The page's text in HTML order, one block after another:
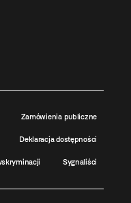
Zamówienia publiczne
Deklaracja dostępności
Sygnaliści